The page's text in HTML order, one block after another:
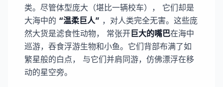
类。尽管体型庞大（堪比一辆校车）， 它们却是
大海中的 “温柔巨人” ，对人类完全无害。这些庞
然大货是滤食性动物， 常张开​ ​巨大的嘴巴在海中
巡游，吞食浮游生物和小鱼。它们背部布满了如
繁星般的白点， 与它们并肩同游，仿佛漂浮在移
动的星空旁。